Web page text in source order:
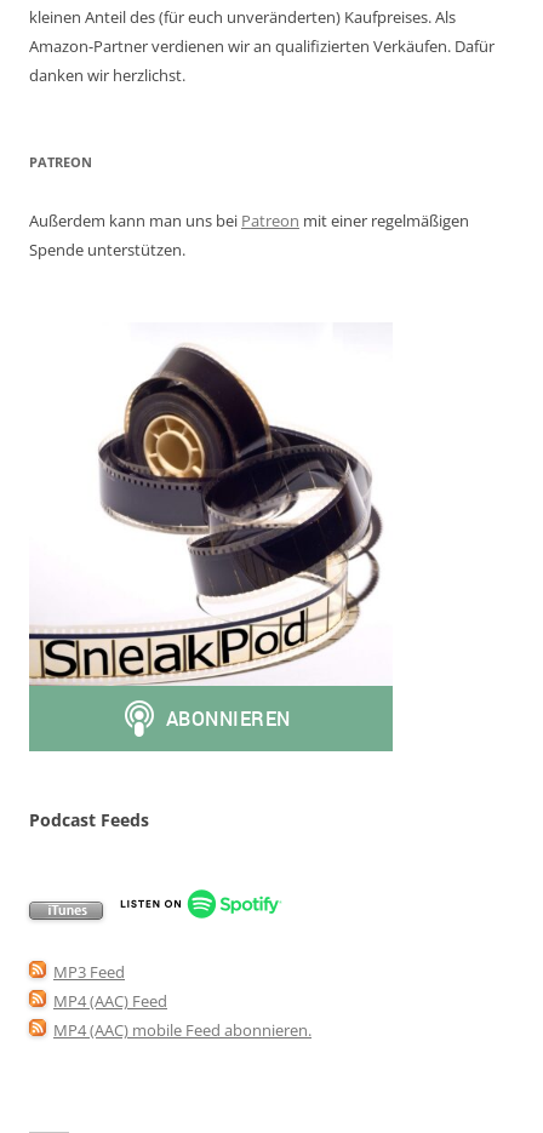
kleinen Anteil des (für euch unveränderten) Kaufpreises. Als
Amazon-Partner verdienen wir an qualifizierten Verkäufen. Dafür
danken wir herzlichst.
PATREON
Außerdem kann man uns bei Patreon mit einer regelmäßigen
Spende unterstützen.
Podcast Feeds
MP3 Feed
MP4 (AAC) Feed
MP4 (AAC) mobile Feed abonnieren.